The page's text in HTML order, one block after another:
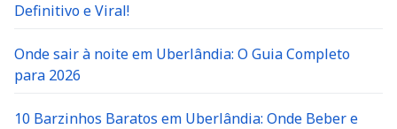
Definitivo e Viral!
Onde sair à noite em Uberlândia: O Guia Completo
para 2026
10 Barzinhos Baratos em Uberlândia: Onde Beber e